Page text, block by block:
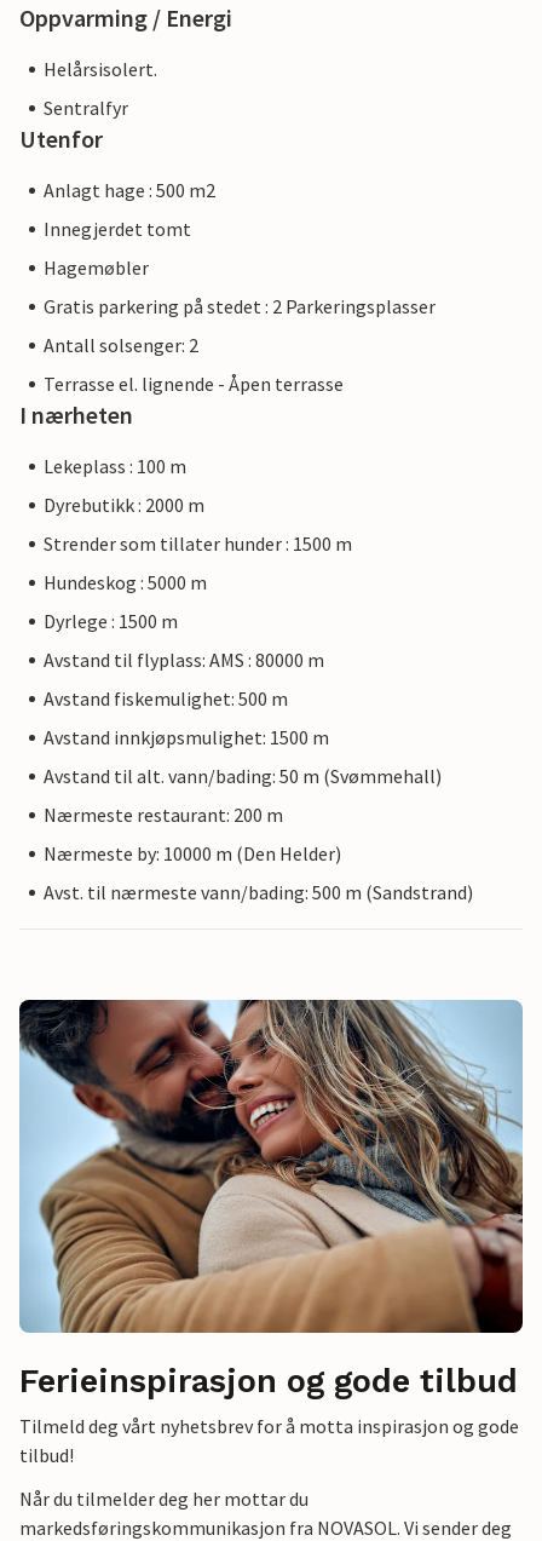
Oppvarming / Energi
Helårsisolert.
Sentralfyr
Utenfor
Anlagt hage : 500 m2
Innegjerdet tomt
Hagemøbler
Gratis parkering på stedet : 2 Parkeringsplasser
Antall solsenger: 2
Terrasse el. lignende - Åpen terrasse
I nærheten
Lekeplass : 100 m
Dyrebutikk : 2000 m
Strender som tillater hunder : 1500 m
Hundeskog : 5000 m
Dyrlege : 1500 m
Avstand til flyplass: AMS : 80000 m
Avstand fiskemulighet: 500 m
Avstand innkjøpsmulighet: 1500 m
Avstand til alt. vann/bading: 50 m (Svømmehall)
Nærmeste restaurant: 200 m
Nærmeste by: 10000 m (Den Helder)
Avst. til nærmeste vann/bading: 500 m (Sandstrand)
Ferieinspirasjon og gode tilbud
Tilmeld deg vårt nyhetsbrev for å motta inspirasjon og gode
tilbud!
Når du tilmelder deg her mottar du
markedsføringskommunikasjon fra NOVASOL. Vi sender deg